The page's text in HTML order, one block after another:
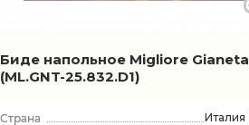
Биде напольное Migliore Gianeta
(ML.GNT-25.832.D1)
Италия